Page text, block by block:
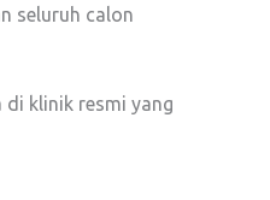
seluruh calon
di klinik resmi yang